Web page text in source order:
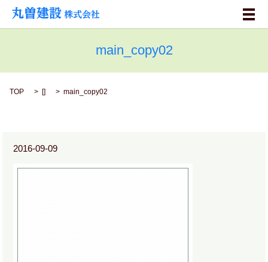
メ
main_copy02
TOP [] main_copy02
2016-09-09